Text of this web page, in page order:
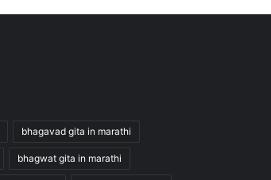
bhagavad gita in marathi
bhagwat gita in marathi